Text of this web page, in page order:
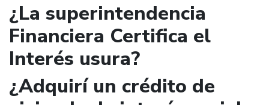
¿La superintendencia
Financiera Certifica el
Interés usura?
¿Adquirí un crédito de